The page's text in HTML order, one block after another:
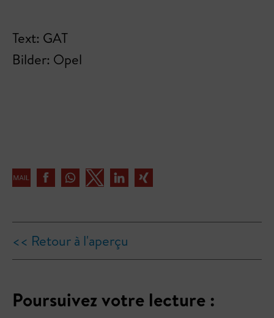
Text: GAT
Bilder: Opel
<< Retour à l'aperçu
Poursuivez votre lecture :